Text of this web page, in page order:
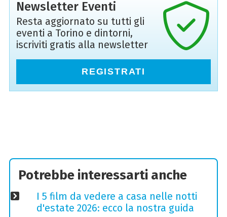
Newsletter Eventi
Resta aggiornato su tutti gli
eventi a Torino e dintorni,
iscriviti gratis alla newsletter
REGISTRATI
Potrebbe interessarti anche
I 5 film da vedere a casa nelle notti
d'estate 2026: ecco la nostra guida